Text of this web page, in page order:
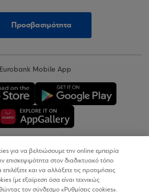
Προσβασιμότητα
Eurobank Mobile App
Copyright © 2026
Όροι Χρήσης
για να βελτιώσουμε την online εμπειρία
επισκεψιμότητα στον διαδικτυακό τόπο
και να αλλάξετε τις προτιμήσεις
(με εξαίρεση όσα είναι τεχνικώς
τον σύνδεσμο «Ρυθμίσεις cookies».